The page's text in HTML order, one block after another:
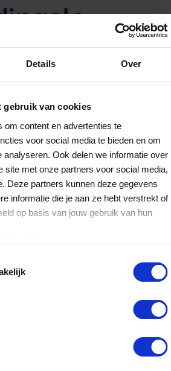
Details Over
gebruik van cookies
om content en advertenties te
voor social media te bieden en om
Ook delen we informatie over
site met onze partners voor social media,
Deze partners kunnen deze gegevens
informatie die je aan ze hebt verstrekt of
op basis van jouw gebruik van hun
Vragen
in delen besteden?
van je VVV
delen uitgeven.
saldo geldig?
jaar geldig.
in delen besteden?